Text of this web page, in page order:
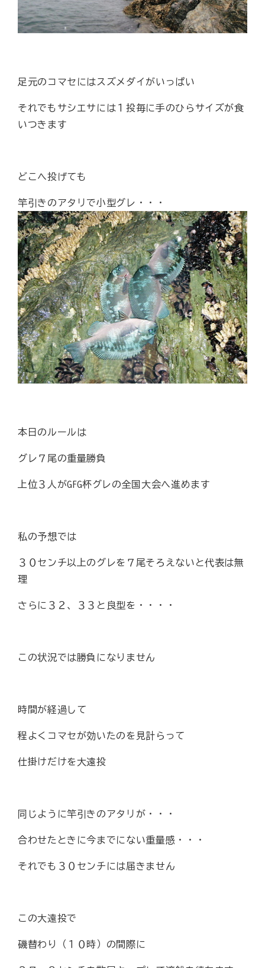
足元のコマセにはスズメダイがいっぱい
それでもサシエサには１投毎に手のひらサイズが食
いつきます
どこへ投げても
竿引きのアタリで小型グレ・・・
本日のルールは
グレ７尾の重量勝負
上位３人がGFG杯グレの全国大会へ進めます
私の予想では
３０センチ以上のグレを７尾そろえないと代表は無
理
さらに３２、３３と良型を・・・・
この状況では勝負になりません
時間が経過して
程よくコマセが効いたのを見計らって
仕掛けだけを大遠投
同じように竿引きのアタリが・・・
合わせたときに今までにない重量感・・・
それでも３０センチには届きません
この大遠投で
磯替わり（１０時）の間際に